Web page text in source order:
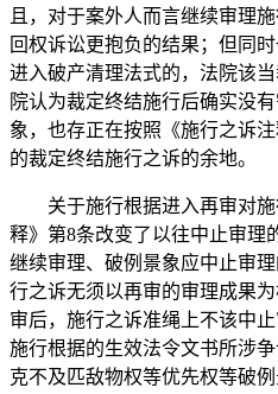
且，对于案外人而言继续审理
回权诉讼更抱负的结果；但同
进入破产清理法式的，法院该
院认为裁定终结施行后确实没
象，也存正在按照《施行之诉
的裁定终结施行之诉的余地。
关于施行根据进入再审对施
释》第8条改变了以往中止审理
继续审理、破例景象应中止审
行之诉无须以再审的审理成果
审后，施行之诉准绳上不该中
施行根据的生效法令文书所涉
克不及匹敌物权等优先权等破